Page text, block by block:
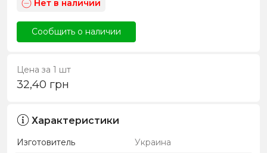
Нет в наличии
Сообщить о наличии
Цена за 1 шт
32,40 грн
Характеристики
Изготовитель
Украина